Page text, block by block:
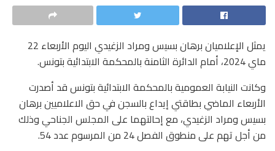
يمثل الإعلاميان برهان بسيس ومراد الزغيدي اليوم الأربعاء 22
ماي 2024، أمام الدائرة الثامنة بالمحكمة الابتدائية بتونس.
وكانت النيابة العمومية بالمحكمة الابتدائية بتونس قد أصدرت
الأربعاء الماضي بطاقتي إيداع بالسجن في حق الاعلاميين برهان
بسيس ومراد الزغيدي، مع إحالتهما على المجلس الجناحي وذلك
من أجل تهم على منطوق الفصل 24 من المرسوم عدد 54.